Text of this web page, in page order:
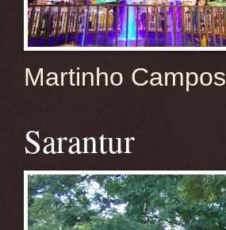
Martinho Campos
Sarantur